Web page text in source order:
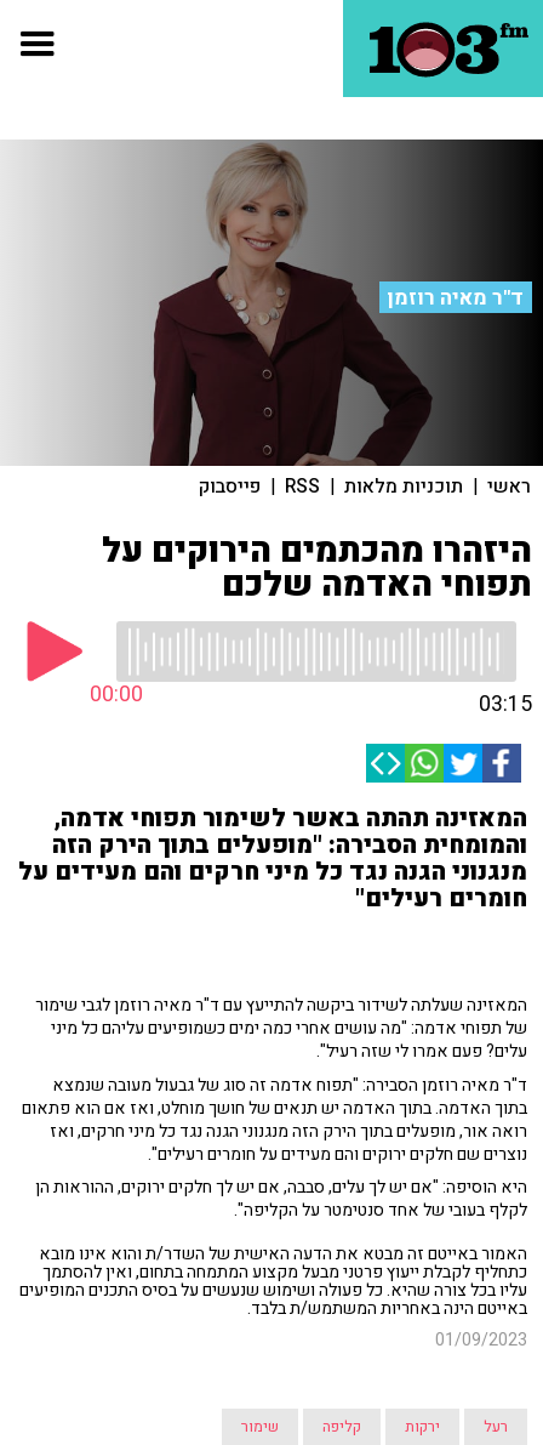
ד"ר מאיה רוזמן
ראשי | תוכניות מלאות |
RSS
| פייסבוק
היזהרו מהכתמים הירוקים על
תפוחי האדמה שלכם
00:00 03:15
המאזינה תהתה באשר לשימור תפוחי אדמה,
והמומחית הסבירה: "מופעלים בתוך הירק הזה
מנגנוני הגנה נגד כל מיני חרקים והם מעידים על
חומרים רעילים"
המאזינה שעלתה לשידור ביקשה להתייעץ עם ד"ר מאיה רוזמן לגבי שימור
של תפוחי אדמה: "מה עושים אחרי כמה ימים כשמופיעים עליהם כל מיני
עלים? פעם אמרו לי שזה רעיל".
ד"ר מאיה רוזמן הסבירה: "תפוח אדמה זה סוג של גבעול מעובה שנמצא
בתוך האדמה. בתוך האדמה יש תנאים של חושך מוחלט, ואז אם הוא פתאום
רואה אור, מופעלים בתוך הירק הזה מנגנוני הגנה נגד כל מיני חרקים, ואז
נוצרים שם חלקים ירוקים והם מעידים על חומרים רעילים".
היא הוסיפה: "אם יש לך עלים, סבבה, אם יש לך חלקים ירוקים, ההוראות הן
לקלף בעובי של אחד סנטימטר על הקליפה".
האמור באייטם זה מבטא את הדעה האישית של השדר/ת והוא אינו מובא
כתחליף לקבלת ייעוץ פרטני מבעל מקצוע המתמחה בתחום, ואין להסתמך
עליו בכל צורה שהיא. כל פעולה ושימוש שנעשים על בסיס התכנים המופיעים
באייטם הינה באחריות המשתמש/ת בלבד.
01/09/2023
רעל ירקות קליפה שימור